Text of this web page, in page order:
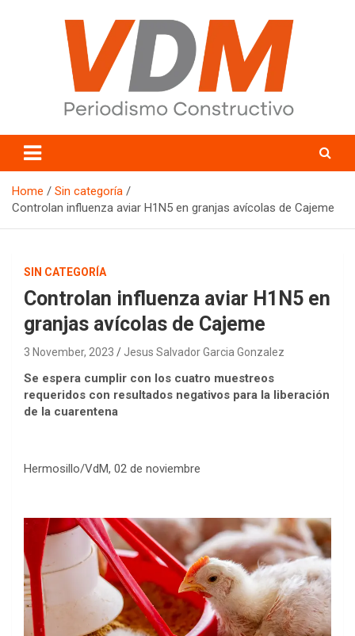
valledelmayo.com
Home
Sin categoría
Controlan influenza aviar H1N5 en granjas avícolas de Cajeme
SIN CATEGORÍA
Controlan influenza aviar H1N5 en
granjas avícolas de Cajeme
3 November, 2023 Jesus Salvador Garcia Gonzalez
Se espera cumplir con los cuatro muestreos
requeridos con resultados negativos para la liberación
de la cuarentena
Hermosillo/VdM, 02 de noviembre